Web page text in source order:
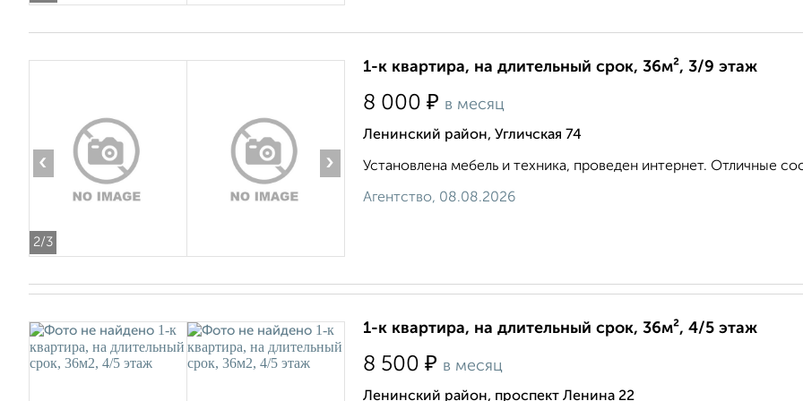
2/3
‹ ›
1-к квартира, на длительный срок, 36м², 3/9 этаж
8 000 ₽ в месяц
Ленинский район, Угличская 74
Установлена мебель и техника, проведен интернет. Отличные
Агентство, 08.08.2026
1-к квартира, на длительный срок, 36м², 4/5 этаж
8 500 ₽ в месяц
Ленинский район, проспект Ленина 22